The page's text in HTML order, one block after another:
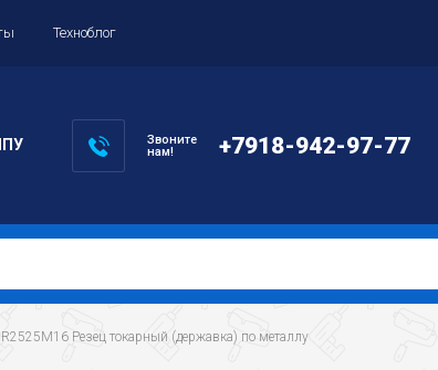
Техноблог
Звоните
нам!
+7918-942-97-77
Резец токарный (державка) по металлу